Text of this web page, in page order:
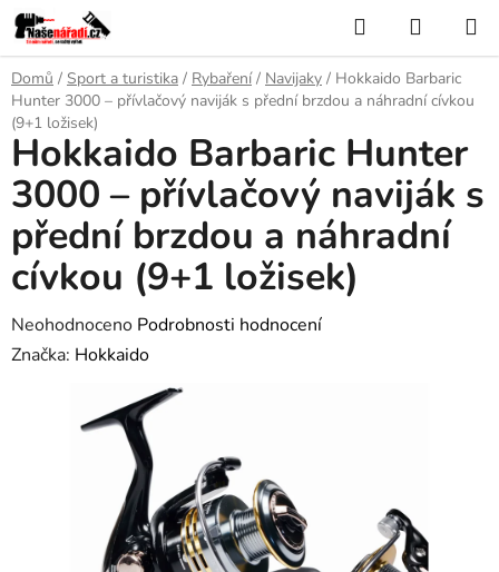
Přejít
na
obsah
Hledat
KOŠÍK
Domů / Sport a turistika / Rybaření / Navijaky / Hokkaido Barbaric
Hunter 3000 – přívlačový naviják s přední brzdou a náhradní cívkou
(9+1 ložisek)
Hokkaido Barbaric Hunter
3000 – přívlačový naviják s
přední brzdou a náhradní
cívkou (9+1 ložisek)
Průměrné
hodnocení
Neohodnoceno Podrobnosti hodnocení
Značka: Hokkaido